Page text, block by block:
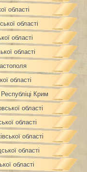
області
області
області
області
області
Крим
області
області
області
області
області